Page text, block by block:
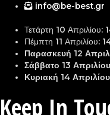
info@be-best.gr
Τετάρτη 10
Πέμπτη 11 Απριλίου:
Παρασκευή 12
Σάββατο 13
Κυριακή 14
Keep In